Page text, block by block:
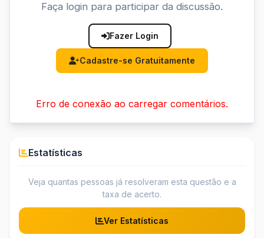
Faça login para participar da discussão.
Fazer Login
Cadastre-se Gratuitamente
Erro de conexão ao carregar comentários.
Estatísticas
Veja quantas pessoas já resolveram esta questão e a
taxa de acerto.
Ver Estatísticas